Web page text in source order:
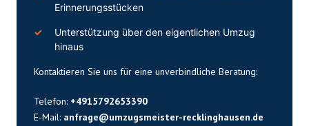
Erinnerungsstücken
Unterstützung über den eigentlichen Umzug
hinaus
Kontaktieren Sie uns für eine unverbindliche Beratung:
Telefon: +4915792653390
E-Mail: anfrage@umzugsmeister-recklinghausen.de